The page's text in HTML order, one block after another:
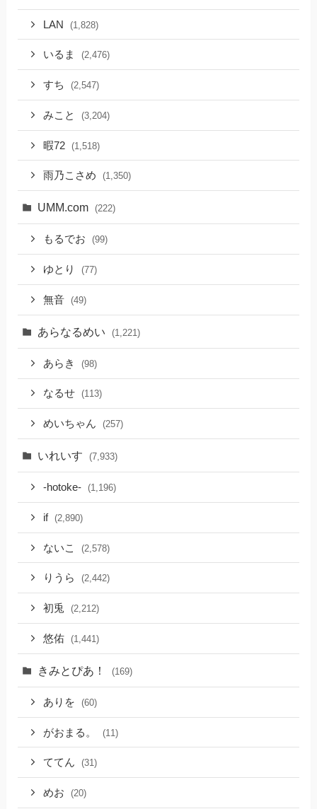
LAN (1,828)
いるま (2,476)
すち (2,547)
みこと (3,204)
暇72 (1,518)
雨乃こさめ (1,350)
UMM.com (222)
もるでお (99)
ゆとり (77)
無音 (49)
あらなるめい (1,221)
あらき (98)
なるせ (113)
めいちゃん (257)
いれいす (7,933)
-hotoke- (1,196)
if (2,890)
ないこ (2,578)
りうら (2,442)
初兎 (2,212)
悠佑 (1,441)
きみとぴあ！ (169)
ありを (60)
がおまる。 (11)
ててん (31)
めお (20)